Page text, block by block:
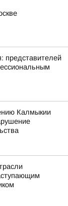
представителей
Калмыкии